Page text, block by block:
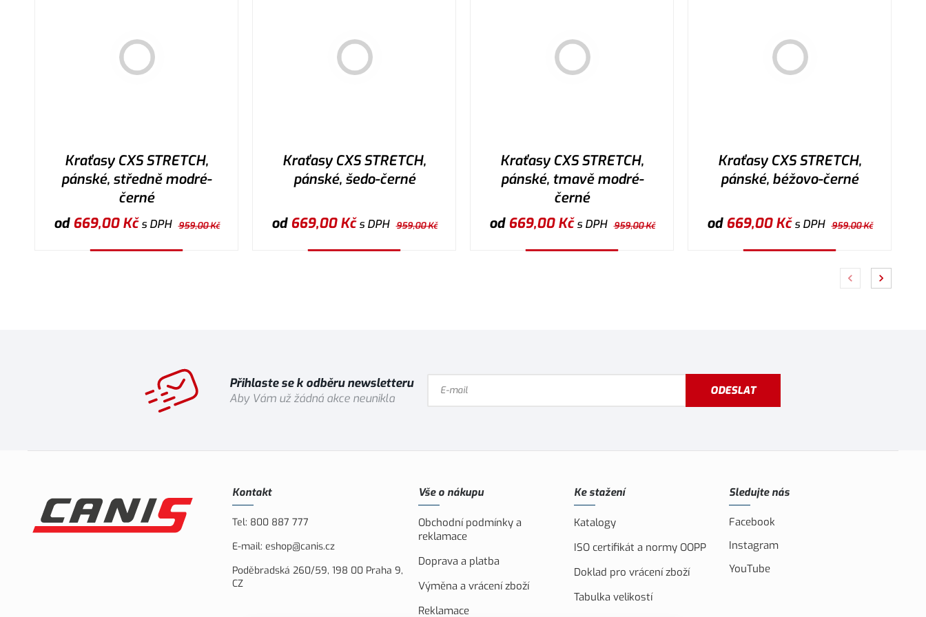
Kraťasy CXS STRETCH,
pánské, středně modré-
černé
od669,00Kčs DPH 959,00Kč
Kraťasy CXS STRETCH,
pánské, šedo-černé
od669,00Kčs DPH 959,00Kč
Kraťasy CXS STRETCH,
pánské, tmavě modré-
černé
od669,00Kčs DPH 959,00Kč
Kraťasy CXS STRETCH,
pánské, béžovo-černé
od669,00Kčs DPH 959,00Kč
Přihlaste se k odběru newsletteru
Aby Vám už žádná akce neunikla
ODESLAT
Kontakt
Tel: 800 887 777
E-mail: eshop@canis.cz
Poděbradská 260/59, 198 00 Praha 9,
CZ
Vše o nákupu
Obchodní podmínky a
reklamace
Doprava a platba
Výměna a vrácení zboží
Reklamace
Ke stažení
Katalogy
ISO certifikát a normy OOPP
Doklad pro vrácení zboží
Tabulka velikostí
Sledujte nás
Facebook
Instagram
YouTube